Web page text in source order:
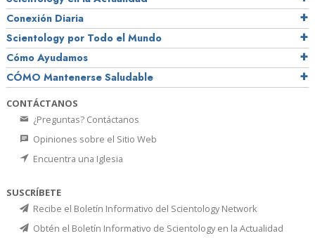
Conexión Diaria
Scientology por Todo el Mundo
Cómo Ayudamos
CÓMO Mantenerse Saludable
CONTÁCTANOS
¿Preguntas? Contáctanos
Opiniones sobre el Sitio Web
Encuentra una Iglesia
SUSCRÍBETE
Recibe el Boletín Informativo del Scientology Network
Obtén el Boletín Informativo de Scientology en la Actualidad